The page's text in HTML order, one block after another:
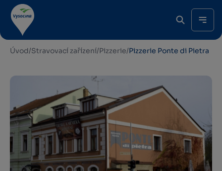
Úvod/Stravovací zařízení/Pizzerie/Pizzerie Ponte di Pietra